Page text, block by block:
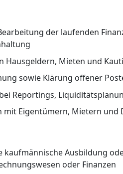
der laufenden
Hausgeldern, Mieten und
sowie Klärung offener
Reportings,
mit Eigentümern, Mietern und
kaufmännische Ausbildung
oder Finanzen